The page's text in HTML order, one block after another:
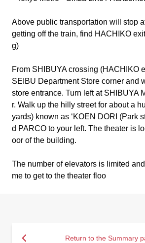
Above public transportation will stop
getting off the train, find HACHIKO
g)
From SHIBUYA crossing (HACHIKO
SEIBU Department Store corner and
store entrance. Turn left at SHIBUYA
r. Walk up the hilly street for about a
yards) known as ‘KOEN DORI (Park
d PARCO to your left. The theater is
oor of the building.
The number of elevators is limited
me to get to the theater floo
Return to the Summary